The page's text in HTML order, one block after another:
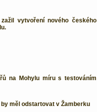
vytvoření nového českého
na Mohylu míru s testováním
měl odstartovat v Žamberku